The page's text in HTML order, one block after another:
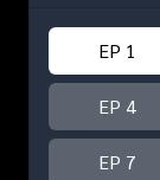
EP 1
EP 4
EP 7